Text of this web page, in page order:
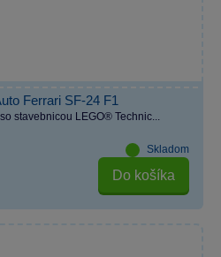
Ferrari SF-24 F1
stavebnicou LEGO® Technic...
Skladom
Do košíka